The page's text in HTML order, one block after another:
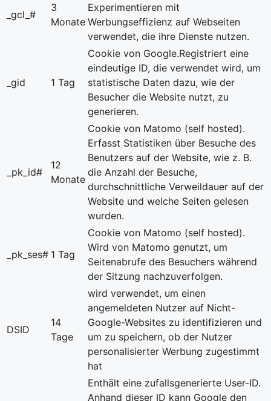
_gcl_#
3
Monate
Experimentieren mit
Werbungseffizienz auf Webseiten
verwendet, die ihre Dienste nutzen.
_gid 1 Tag
Cookie von Google.Registriert eine
eindeutige ID, die verwendet wird, um
statistische Daten dazu, wie der
Besucher die Website nutzt, zu
generieren.
_pk_id#
12
Monate
Cookie von Matomo (self hosted).
Erfasst Statistiken über Besuche des
Benutzers auf der Website, wie z. B.
die Anzahl der Besuche,
durchschnittliche Verweildauer auf der
Website und welche Seiten gelesen
wurden.
_pk_ses# 1 Tag
Cookie von Matomo (self hosted).
Wird von Matomo genutzt, um
Seitenabrufe des Besuchers während
der Sitzung nachzuverfolgen.
DSID
14
Tage
wird verwendet, um einen
angemeldeten Nutzer auf Nicht-
Google-Websites zu identifizieren und
um zu speichern, ob der Nutzer
personalisierter Werbung zugestimmt
hat
Enthält eine zufallsgenerierte User-ID.
Anhand dieser ID kann Google den